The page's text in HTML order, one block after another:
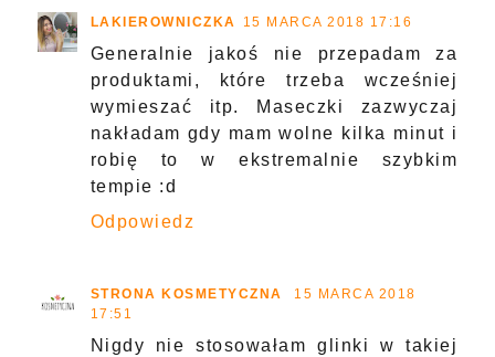
LAKIEROWNICZKA 15 MARCA 2018 17:16
Generalnie jakoś nie przepadam za
produktami, które trzeba wcześniej
wymieszać itp. Maseczki zazwyczaj
nakładam gdy mam wolne kilka minut i
robię to w ekstremalnie szybkim
tempie :d
Odpowiedz
STRONA KOSMETYCZNA
15 MARCA 2018
17:51
Nigdy nie stosowałam glinki w takiej